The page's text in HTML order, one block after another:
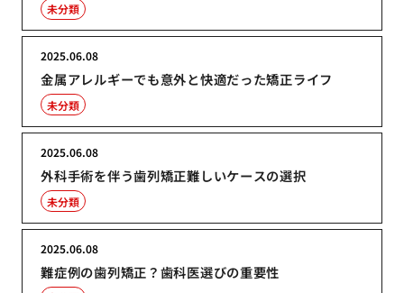
未分類
金属アレルギーでも意外と快適だった矯正ライフ
2025.06.08
未分類
外科手術を伴う歯列矯正難しいケースの選択
2025.06.08
未分類
難症例の歯列矯正？歯科医選びの重要性
2025.06.08